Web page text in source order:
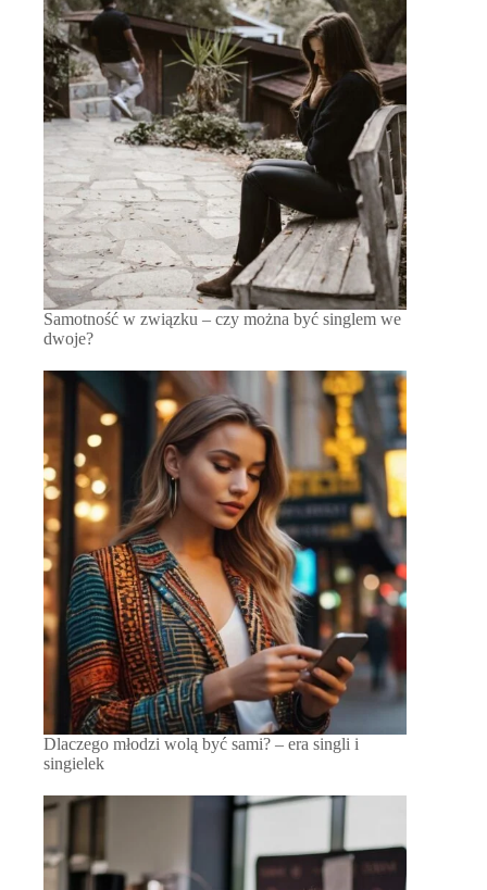
Samotność w związku – czy można być singlem we
dwoje?
Dlaczego młodzi wolą być sami? – era singli i
singielek